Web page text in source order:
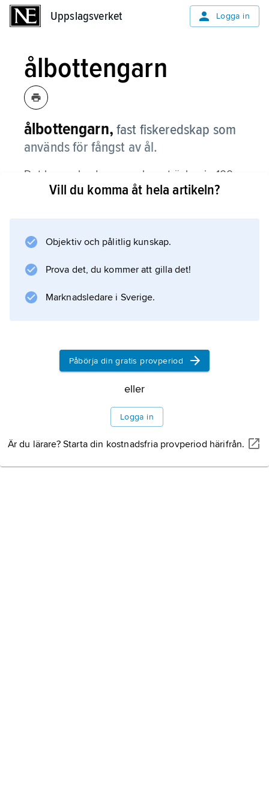
Uppslagsverket Logga in
ålbottengarn
ålbottengarn, fast fiskeredskap som
används för fångst av ål.
Det har en landarm som kan sträcka sig 100–
200 m ut från land och avslutas med en
rad, en sträcka som kan bli flera kilometer
bottengarn
Information om artikeln
Vill du komma åt hela artikeln?
Objektiv och pålitlig kunskap.
Prova det, du kommer att gilla det!
Marknadsledare i Sverige.
Påbörja din gratis provperiod
eller
Logga in
Är du lärare? Starta din kostnadsfria provperiod härifrån.